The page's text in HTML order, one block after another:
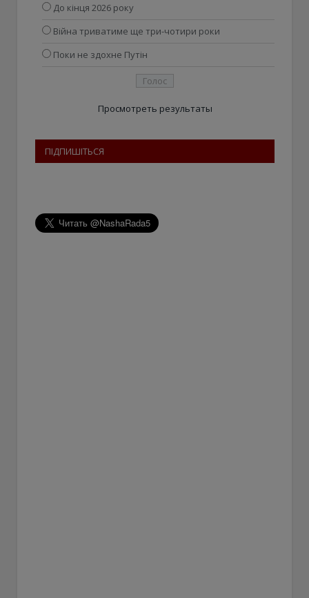
До кінця 2026 року
Війна триватиме ще три-чотири роки
Поки не здохне Путін
Просмотреть результаты
ПІДПИШІТЬСЯ